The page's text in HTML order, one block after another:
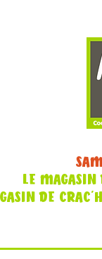
LE MAGASIN
DE